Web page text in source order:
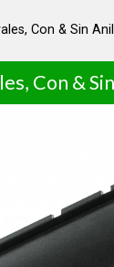
Con & Sin
Con &